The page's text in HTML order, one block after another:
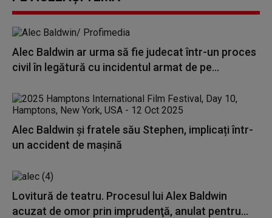
Alec Baldwin ar urma să fie judecat într-un proces
civil în legătură cu incidentul armat de pe...
Alec Baldwin şi fratele său Stephen, implicați într-
un accident de maşină
Lovitură de teatru. Procesul lui Alex Baldwin
acuzat de omor prin imprudenţă, anulat pentru...